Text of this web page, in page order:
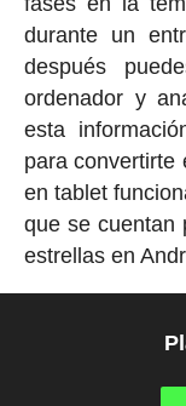
durante un
después
ordenador y
esta
para convertirte
en tablet
que se cuentan
estrellas en